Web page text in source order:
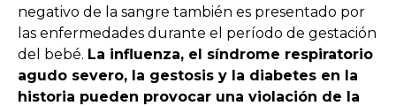
negativo de la sangre también es presentado por
las enfermedades durante el período de gestación
del bebé. La influenza, el síndrome respiratorio
agudo severo, la gestosis y la diabetes en la
historia pueden provocar una violación de la